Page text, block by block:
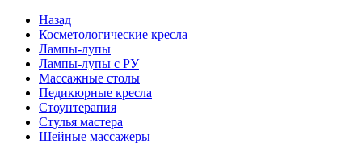
Назад
Косметологические кресла
Лампы-лупы
Лампы-лупы с РУ
Массажные столы
Педикюрные кресла
Стоунтерапия
Стулья мастера
Шейные массажеры